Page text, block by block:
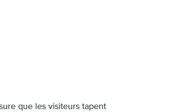
que les visiteurs tapent